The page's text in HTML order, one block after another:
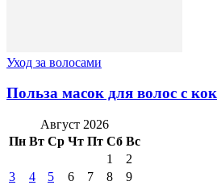
Уход за волосами
Польза масок для волос с
Август 2026
Пн Вт Ср Чт Пт Сб Вс
1
2
3
4 5 6 7 8
9